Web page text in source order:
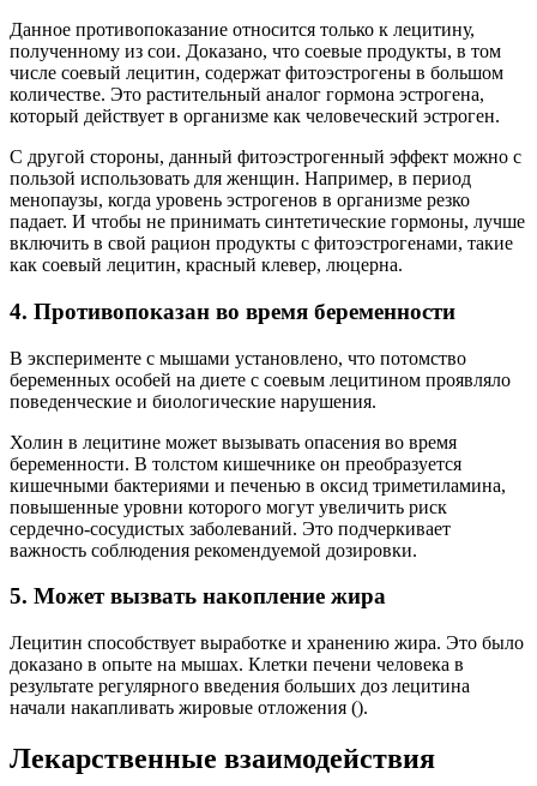
Данное противопоказание относится только к лецитину,
полученному из сои. Доказано, что соевые продукты, в том
числе соевый лецитин, содержат фитоэстрогены в большом
количестве. Это растительный аналог гормона эстрогена,
который действует в организме как человеческий эстроген.
С другой стороны, данный фитоэстрогенный эффект можно с
пользой использовать для женщин. Например, в период
менопаузы, когда уровень эстрогенов в организме резко
падает. И чтобы не принимать синтетические гормоны, лучше
включить в свой рацион продукты с фитоэстрогенами, такие
как соевый лецитин, красный клевер, люцерна.
4. Противопоказан во время беременности
В эксперименте с мышами установлено, что потомство
беременных особей на диете с соевым лецитином проявляло
поведенческие и биологические нарушения.
Холин в лецитине может вызывать опасения во время
беременности. В толстом кишечнике он преобразуется
кишечными бактериями и печенью в оксид триметиламина,
повышенные уровни которого могут увеличить риск
сердечно-сосудистых заболеваний. Это подчеркивает
важность соблюдения рекомендуемой дозировки.
5. Может вызвать накопление жира
Лецитин способствует выработке и хранению жира. Это было
доказано в опыте на мышах. Клетки печени человека в
результате регулярного введения больших доз лецитина
начали накапливать жировые отложения ().
Лекарственные взаимодействия